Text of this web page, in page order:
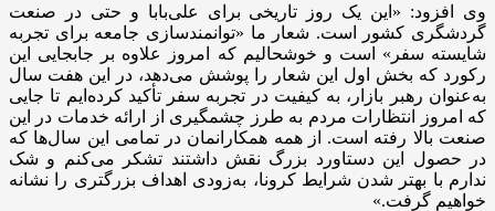
وی افزود: «این یک روز تاریخی برای علی‌بابا و حتی در صنعت
گردشگری کشور است. شعار ما «توانمندسازی جامعه برای تجربه
شایسته سفر» است و خوشحالیم که امروز علاوه بر جابجایی این
رکورد که بخش اول این شعار را پوشش می‌دهد، در این هفت سال
به‌عنوان رهبر بازار، به کیفیت در تجربه سفر تأکید کرده‌ایم تا جایی
که امروز انتظارات مردم به طرز چشمگیری از ارائه خدمات در این
صنعت بالا رفته است. از همه همکارانمان در تمامی این سال‌ها که
در حصول این دستاورد بزرگ نقش داشتند تشکر می‌کنم و شک
ندارم با بهتر شدن شرایط کرونا، به‌زودی اهداف بزرگتری را نشانه
خواهیم گرفت.»